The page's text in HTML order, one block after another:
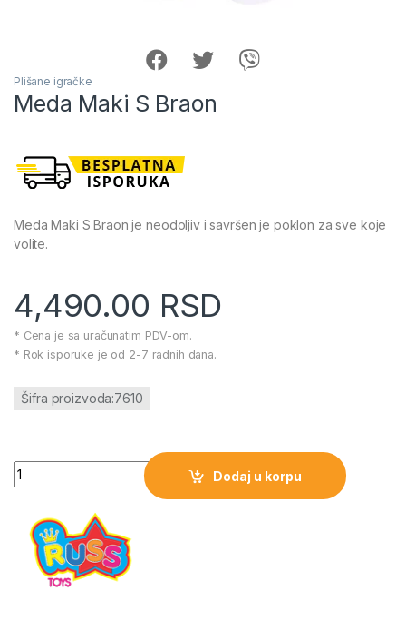
Plišane igračke
Meda Maki S Braon
Meda Maki S Braon je neodoljiv i savršen je poklon za sve koje
volite.
4,490.00 RSD
* Cena je sa uračunatim PDV-om.
* Rok isporuke je od 2-7 radnih dana.
Šifra proizvoda:7610
Meda Maki S Braon količina
Dodaj u korpu